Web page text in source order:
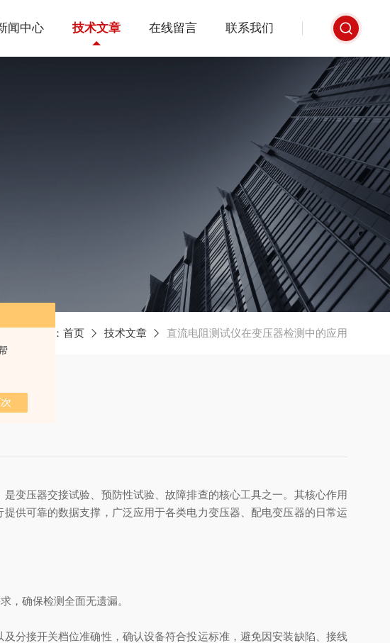
闻中心 技术文章 在线留言 联系我们
当前位置： 首页 技术文章 直流电阻测试仪在变压器检测中的应用
变压器交接试验、预防性试验、故障排查的核心工具之一。其核心作用
供可靠的数据支撑，广泛应用于各类电力变压器、配电变压器的日常运
，确保检测全面无遗漏。
分接开关档位准确性，确认设备符合投运标准，避免因安装缺陷、接线